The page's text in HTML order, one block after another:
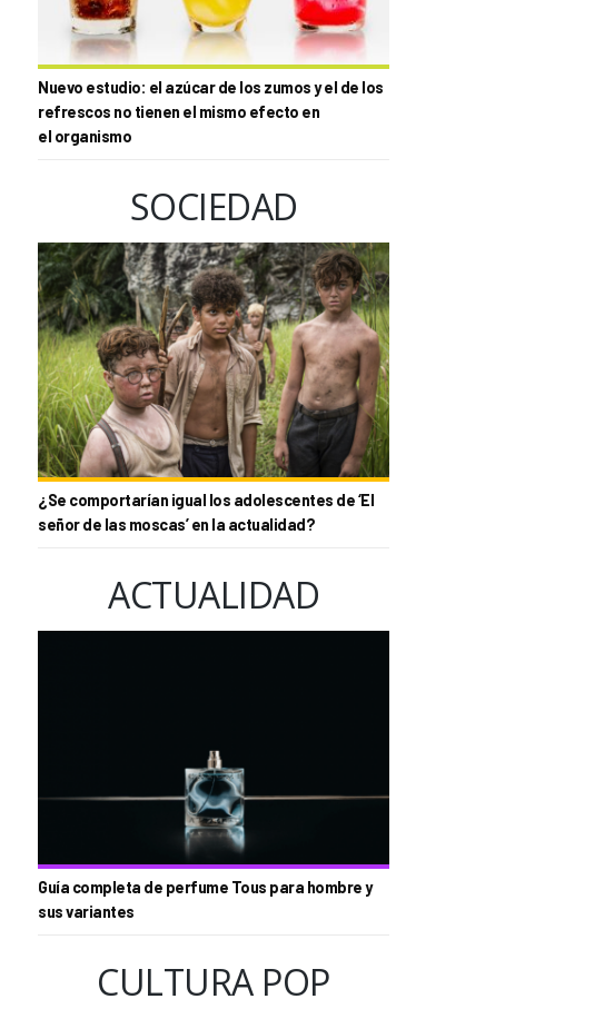
Nuevo estudio: el azúcar de los zumos y el de los
refrescos no tienen el mismo efecto en
el organismo
SOCIEDAD
¿Se comportarían igual los adolescentes de ‘El
señor de las moscas’ en la actualidad?
ACTUALIDAD
Guía completa de perfume Tous para hombre y
sus variantes
CULTURA POP